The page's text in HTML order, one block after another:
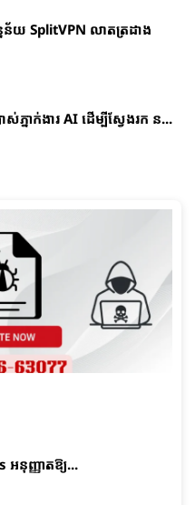
យ SplitVPN លាតត្រដាង
ស់ភ្នាក់ងារ AI ដើម្បីស្វែងរក ន...
នុញ្ញាតឱ្យ...